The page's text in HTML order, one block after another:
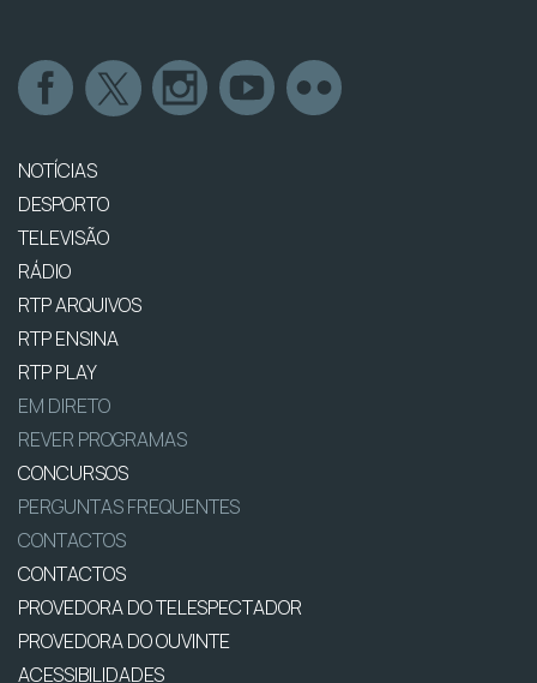
NOTÍCIAS
DESPORTO
TELEVISÃO
RÁDIO
RTP ARQUIVOS
RTP ENSINA
RTP PLAY
EM DIRETO
REVER PROGRAMAS
CONCURSOS
PERGUNTAS FREQUENTES
CONTACTOS
CONTACTOS
PROVEDORA DO TELESPECTADOR
PROVEDORA DO OUVINTE
ACESSIBILIDADES